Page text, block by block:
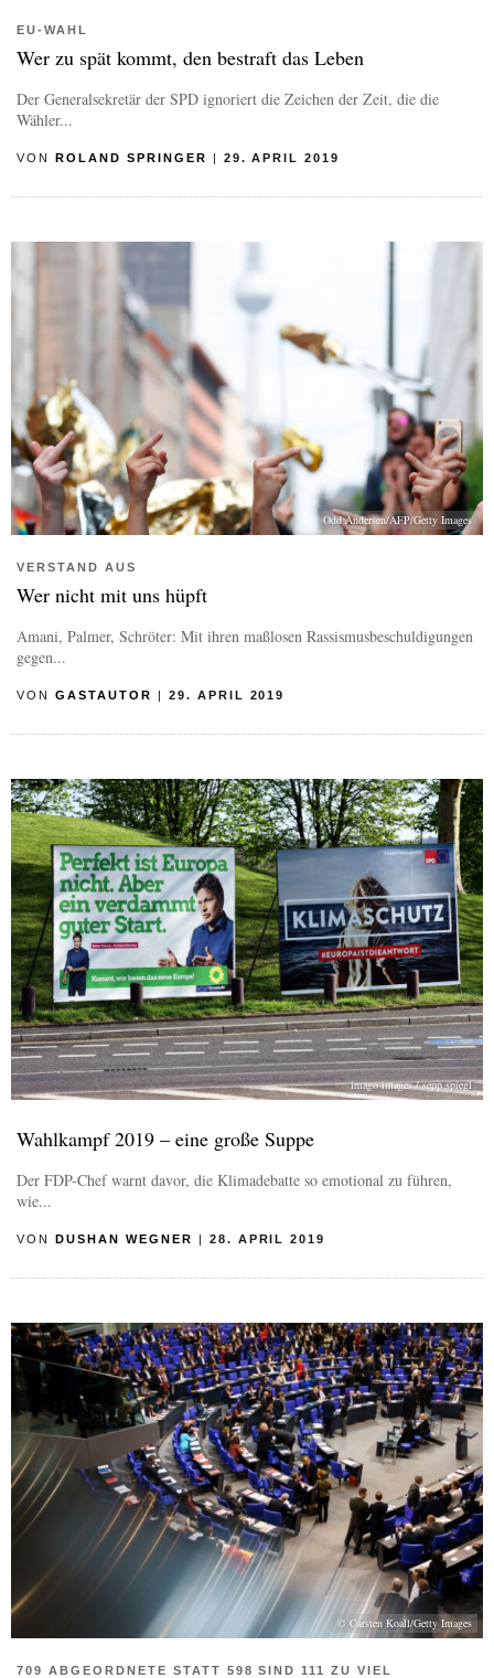
EU-WAHL
Wer zu spät kommt, den bestraft das Leben
Der Generalsekretär der SPD ignoriert die Zeichen der Zeit, die die
Wähler...
VON ROLAND SPRINGER | 29. APRIL 2019
Odd Andersen/AFP/Getty Images
VERSTAND AUS
Wer nicht mit uns hüpft
Amani, Palmer, Schröter: Mit ihren maßlosen Rassismusbeschuldigungen
gegen...
VON GASTAUTOR | 29. APRIL 2019
imago images / sepp spiegl
Wahlkampf 2019 – eine große Suppe
Der FDP-Chef warnt davor, die Klimadebatte so emotional zu führen,
wie...
VON DUSHAN WEGNER | 28. APRIL 2019
© Carsten Koall/Getty Images
709 ABGEORDNETE STATT 598 SIND 111 ZU VIEL